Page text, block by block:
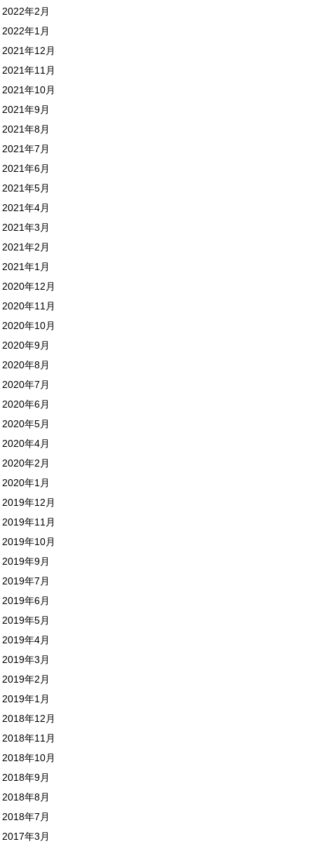
2022年2月
2022年1月
2021年12月
2021年11月
2021年10月
2021年9月
2021年8月
2021年7月
2021年6月
2021年5月
2021年4月
2021年3月
2021年2月
2021年1月
2020年12月
2020年11月
2020年10月
2020年9月
2020年8月
2020年7月
2020年6月
2020年5月
2020年4月
2020年2月
2020年1月
2019年12月
2019年11月
2019年10月
2019年9月
2019年7月
2019年6月
2019年5月
2019年4月
2019年3月
2019年2月
2019年1月
2018年12月
2018年11月
2018年10月
2018年9月
2018年8月
2018年7月
2017年3月